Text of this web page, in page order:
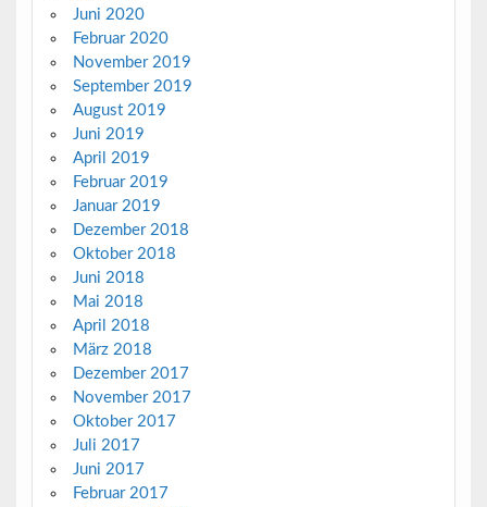
Juni 2020
Februar 2020
November 2019
September 2019
August 2019
Juni 2019
April 2019
Februar 2019
Januar 2019
Dezember 2018
Oktober 2018
Juni 2018
Mai 2018
April 2018
März 2018
Dezember 2017
November 2017
Oktober 2017
Juli 2017
Juni 2017
Februar 2017